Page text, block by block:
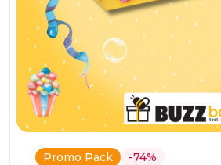
Promo Pack -74%